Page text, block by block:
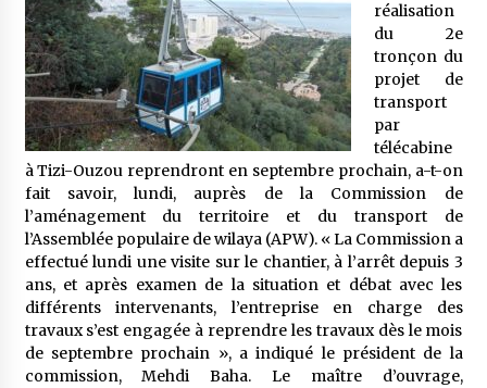
Le bouc de l’Au-delà
5 ans ago
Le monstrueux vieillard (Un récit du Sud
algérien)
5 ans ago
Rencontre nocturne dans le désert (Un conte
touareg)
5 ans ago
Un conte targui/ Quand la tête est vide
5 ans ago
réalisation
du 2e
tronçon du
projet de
transport
par
télécabine
à Tizi-Ouzou reprendront en septembre prochain, a-t-on
fait savoir, lundi, auprès de la Commission de
l’aménagement du territoire et du transport de
l’Assemblée populaire de wilaya (APW). « La Commission a
effectué lundi une visite sur le chantier, à l’arrêt depuis 3
ans, et après examen de la situation et débat avec les
différents intervenants, l’entreprise en charge des
travaux s’est engagée à reprendre les travaux dès le mois
de septembre prochain », a indiqué le président de la
commission, Mehdi Baha. Le maître d’ouvrage,